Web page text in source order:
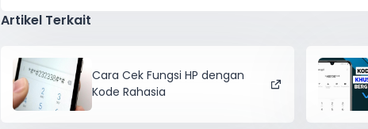
Artikel Terkait
Cara Cek Fungsi HP dengan
Kode Rahasia